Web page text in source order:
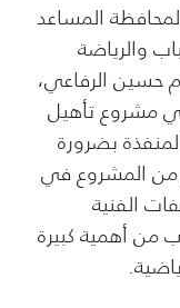
المساعد
والرياضة
حسين الرفاعي،
مشروع تأهيل
بضرورة
من المشروع في
الفنية
من أهمية كبيرة